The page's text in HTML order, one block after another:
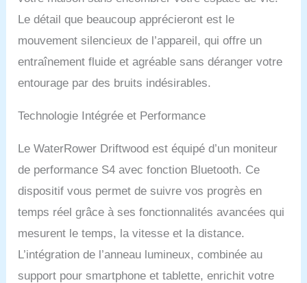
rameur sur le
WaterRower si uniques.
LIGHTRING INTERACTIF
& APPLICATION
GRATUITE : le LightRing
LED intégré ainsi que
WaterRower Connect,
d'entraînement variés et
différents modes
d'entraînement en quatre
couleurs différentes. 2
MOIS D'ABONNEMENT
PREMIUM OFFERTS sur
WATERROWER
premium de l'application
WATERROWER
Le détail que beaucoup apprécieront est le
mouvement silencieux de l’appareil, qui offre un
entraînement fluide et agréable sans déranger votre
entourage par des bruits indésirables.
Technologie Intégrée et Performance
Le WaterRower Driftwood est équipé d’un moniteur
de performance S4 avec fonction Bluetooth. Ce
dispositif vous permet de suivre vos progrès en
temps réel grâce à ses fonctionnalités avancées qui
mesurent le temps, la vitesse et la distance.
L’intégration de l’anneau lumineux, combinée au
support pour smartphone et tablette, enrichit votre